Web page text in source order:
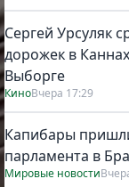
Сергей Урсуляк
дорожек в
Выборге
КиноВчера 17:29
Капибары
парламента в
Мировые новости